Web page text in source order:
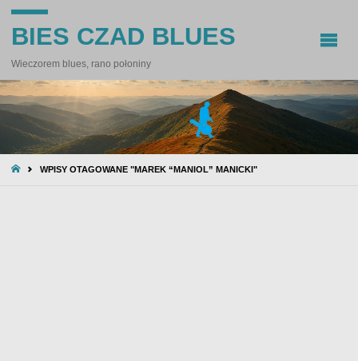
BIES CZAD BLUES
Wieczorem blues, rano połoniny
STRONA
WPISY OTAGOWANE "MAREK “MANIOL” MANICKI"